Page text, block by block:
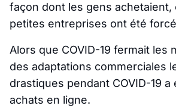
façon dont les gens achetaient,
petites entreprises ont été
Alors que COVID-19 fermait les
des adaptations commerciales
drastiques pendant COVID-19
achats en ligne.